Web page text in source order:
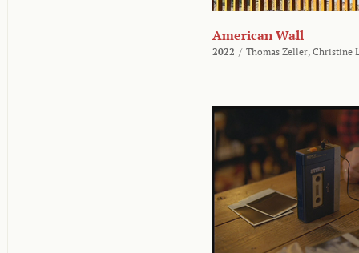
American Wall
2022 / Thomas Zeller, Christine